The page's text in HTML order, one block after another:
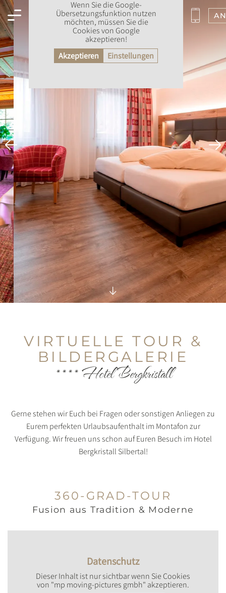
Wenn Sie die Google-
Übersetzungsfunktion nutzen
möchten, müssen Sie die
Cookies von Google
akzeptieren!
Akzeptieren
Einstellungen
VIRTUELLE TOUR &
BILDERGALERIE
**** Hotel Bergkristall
Gerne stehen wir Euch bei Fragen oder sonstigen Anliegen zu
Eurem perfekten Urlaubsaufenthalt im Montafon zur
Verfügung. Wir freuen uns schon auf Euren Besuch im Hotel
Bergkristall Silbertal!
360-GRAD-TOUR
Fusion aus Tradition & Moderne
Datenschutz
Dieser Inhalt ist nur sichtbar wenn Sie Cookies
von "mp moving-pictures gmbh" akzeptieren.